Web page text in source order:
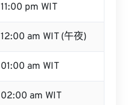
11:00 pm WIT
12:00 am WIT (午夜)
01:00 am WIT
02:00 am WIT